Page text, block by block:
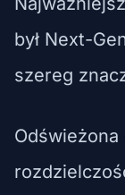
był Next-
szereg